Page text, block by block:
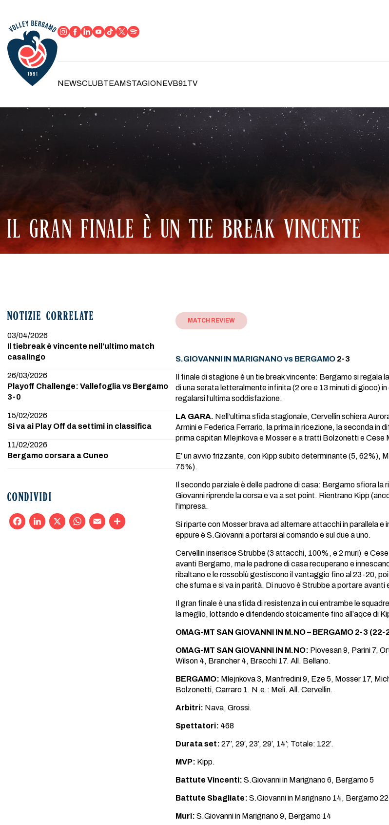
NEWSCLUBTEAMSTAGIONEVB91TV
IL GRAN FINALE È UN TIE BREAK VINCENTE
NOTIZIE CORRELATE
03/04/2026
Il tiebreak è vincente nell’ultimo match
casalingo
26/03/2026
Playoff Challenge: Vallefoglia vs Bergamo
3-0
15/02/2026
Si va ai Play Off da settimi in classifica
11/02/2026
Bergamo corsara a Cuneo
CONDIVIDI
MATCH REVIEW
S.GIOVANNI IN MARIGNANO vs BERGAMO 2-3
Il finale di stagione è un tie break vincente: Bergamo si regala
di una serata letteralmente infinita (2 ore e 13 minuti di gioco)
regalarsi l’ultima soddisfazione.
LA GARA. Nell’ultima sfida stagionale, Cervellin schiera
Armini e Federica Ferrario, la prima in ricezione, la seconda
prima capitan Mlejnkova e Mosser e a tratti Bolzonetti e Cese
E’ un avvio frizzante, con Kipp subito determinante (5,
75%).
Il secondo parziale è delle padrone di casa: Bergamo sfiora la
Giovanni riprende la corsa e va a set point. Rientrano Kipp
l’impresa.
Si riparte con Mosser brava ad alternare attacchi in parallela e
eppure è S.Giovanni a portarsi al comando e sul due a uno.
Cervellin inserisce Strubbe (3 attacchi, 100%, e 2 muri) e
avanti Bergamo, ma le padrone di casa recuperano e
ribaltano e le rossoblù gestiscono il vantaggio fino al 23-20,
che sfuma e si va in parità. Di nuovo è Strubbe a portare
Il gran finale è una sfida di resistenza in cui entrambe le
la meglio, lottando e difendendo stoicamente fino all’aqce di
OMAG-MT SAN GIOVANNI IN M.NO – BERGAMO 2-3
OMAG-MT SAN GIOVANNI IN M.NO: Piovesan 9, Parini 7,
Wilson 4, Brancher 4, Bracchi 17. All. Bellano.
BERGAMO: Mlejnkova 3, Manfredini 9, Eze 5, Mosser 17,
Bolzonetti, Carraro 1. N.e.: Meli. All. Cervellin.
Arbitri: Nava, Grossi.
Spettatori: 468
Durata set: 27′, 29′, 23′, 29′, 14′; Totale: 122′.
MVP: Kipp.
Battute Vincenti: S.Giovanni in Marignano 6, Bergamo 5
Battute Sbagliate: S.Giovanni in Marignano 14, Bergamo 22
Muri: S.Giovanni in Marignano 9, Bergamo 14